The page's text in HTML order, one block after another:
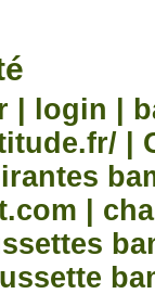
| login |
|
|